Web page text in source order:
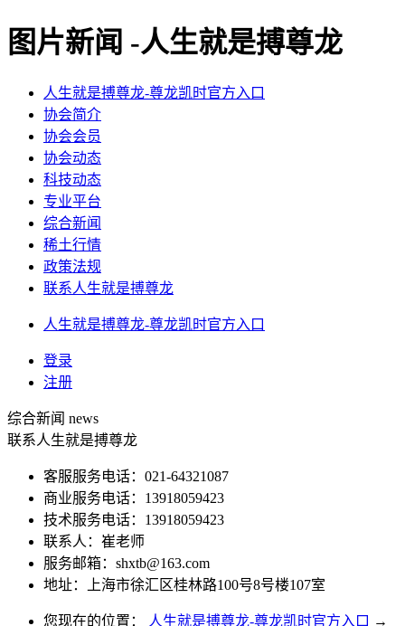
图片新闻 -人生就是搏尊龙
人生就是搏尊龙-尊龙凯时官方入口
协会简介
协会会员
协会动态
科技动态
专业平台
综合新闻
稀土行情
政策法规
联系人生就是搏尊龙
人生就是搏尊龙-尊龙凯时官方入口
登录
注册
综合新闻 news
联系人生就是搏尊龙
客服服务电话：021-64321087
商业服务电话：13918059423
技术服务电话：13918059423
联系人：崔老师
服务邮箱： shxtb@163.com
地址：上海市徐汇区桂林路100号8号楼107室
您现在的位置： 人生就是搏尊龙-尊龙凯时官方入口 →